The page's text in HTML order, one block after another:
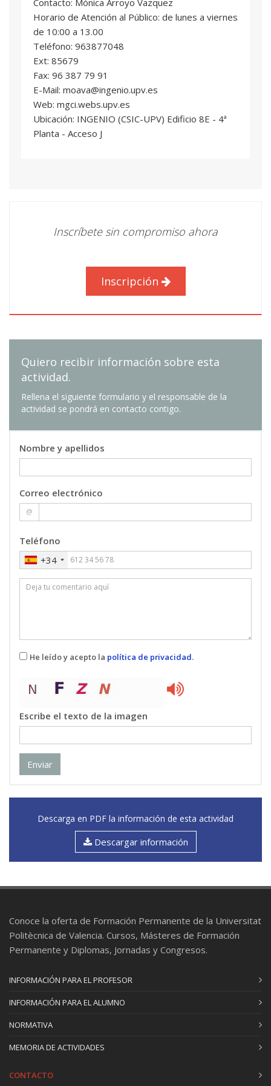
Horario de Atención al Público: de lunes a viernes
de 10:00 a 13.00
Teléfono: 963877048
Ext: 85679
Fax: 96 387 79 91
E-Mail: moava@ingenio.upv.es
Web: mgci.webs.upv.es
Ubicación: INGENIO (CSIC-UPV) Edificio 8E - 4ª
Planta - Acceso J
Inscríbete sin compromiso ahora
Inscripción
Quiero recibir información sobre esta
actividad.
Rellena el siguiente formulario y el responsable de la
actividad se pondrá en contacto contigo.
Nombre y apellidos
Correo electrónico
@
Teléfono
+34
He leído y acepto la política de privacidad.
Escribe el texto de la imagen
Enviar
Descarga en PDF la información de esta actividad
Descargar información
Conoce la oferta de Formación Permanente de la Universitat
Politècnica de Valencia. Cursos, Másteres de Formación
Permanente y Diplomas, Jornadas y Congresos.
INFORMACIÓN PARA EL PROFESOR
INFORMACIÓN PARA EL ALUMNO
NORMATIVA
MEMORIA DE ACTIVIDADES
CONTACTO